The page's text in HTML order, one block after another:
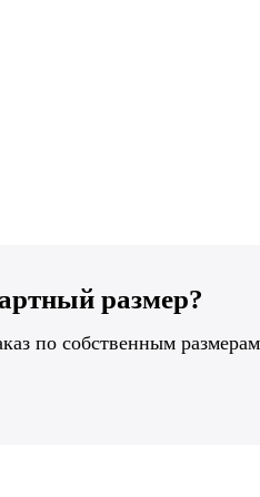
размер?
по собственным